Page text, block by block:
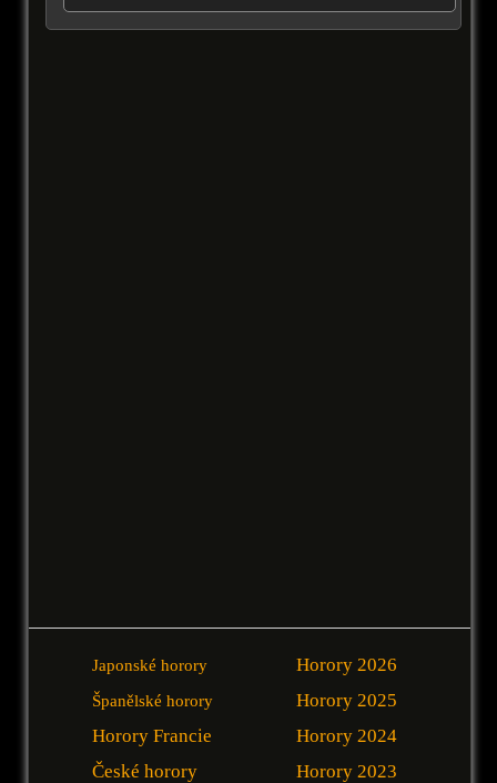
Japonské horory
Španělské horory
Horory Francie
České horory
Horory 2026
Horory 2025
Horory 2024
Horory 2023